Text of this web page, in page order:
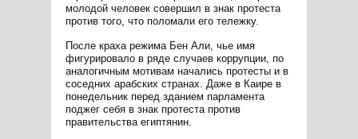
молодой человек совершил в знак протеста
против того, что поломали его тележку.
После краха режима Бен Али, чье имя
фигурировало в ряде случаев коррупции, по
аналогичным мотивам начались протесты и в
соседних арабских странах. Даже в Каире в
понедельник перед зданием парламента
поджег себя в знак протеста против
правительства египтянин.